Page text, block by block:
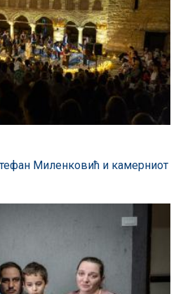
Миленковић и камерниот